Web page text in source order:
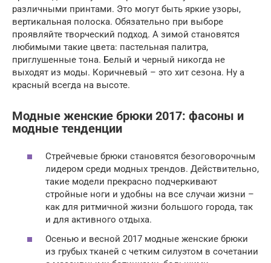
различными принтами. Это могут быть яркие узоры,
вертикальная полоска. Обязательно при выборе
проявляйте творческий подход. А зимой становятся
любимыми такие цвета: пастельная палитра,
приглушенные тона. Белый и черный никогда не
выходят из моды. Коричневый – это хит сезона. Ну а
красный всегда на высоте.
Модные женские брюки 2017: фасоны и
модные тенденции
Стрейчевые брюки становятся безоговорочным
лидером среди модных трендов. Действительно,
такие модели прекрасно подчеркивают
стройные ноги и удобны на все случаи жизни –
как для ритмичной жизни большого города, так
и для активного отдыха.
Осенью и весной 2017 модные женские брюки
из грубых тканей с четким силуэтом в сочетании